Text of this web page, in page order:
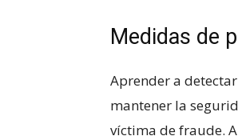
Medidas‍ de
Aprender a⁤
mantener la
víctima ⁣de fraude.